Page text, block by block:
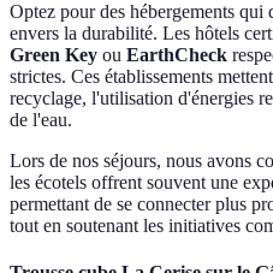
Optez pour des hébergements qui
envers la durabilité. Les hôtels
Green Key ou EarthCheck
strictes. Ces établissements
recyclage, l'utilisation d'énergies
de l'eau.
Lors de nos séjours, nous avons
les écotels offrent souvent une
permettant de se connecter plus
tout en soutenant les initiatives